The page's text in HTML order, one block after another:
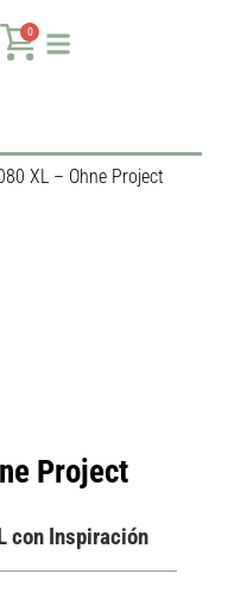
0
XL – Ohne Project
Project
con Inspiración